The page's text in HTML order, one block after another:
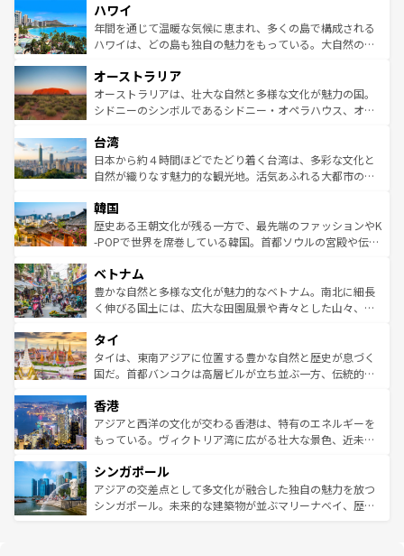
ば市内交通費無料で観光を楽しむこともできる。 なお、新
着のスイス情報はコンテンツ一覧 を参照してほしい。
のような巨大都市は、観光、ショッピング、エンターテイ
ンメントが詰まった刺激的なスポットだ。一方、アメリカ
西部には大自然が広がり、グランドキャニオンやイエロー
部のニューオーリンズでは、音楽と美食が融合した独特の
文化が魅力。旅行者はアメリカの各地域で異なる魅力を楽
しみながら、その多様性と豊かな歴史を感じることができ
ならではの贅沢な旅のスタイルだ。 なお、新着のアメリカ
情報はコンテンツ一覧を参照してほしい。
ハワイ
年間を通じて温暖な気候に恵まれ、多くの島で構成される
ハワイは、どの島も独自の魅力をもっている。大自然の神
ワイ島は見逃せない。また、定番の観光地といえばオアフ
島だが、静かな自然を求めるならマウイ島やカウアイ島が
おすすめ。エメラルドグリーンに輝く海をはじめ、豊かな
れるおもてなしの心で訪れる人々を迎えてくれるハワイの
人々、おいしいローカルフードやハワイアンミュージッ
ク、伝統的なフラダンスなど、すべてがハワイの魅力を彩
ワイを、存分に味わってほしい。 なお、新着のハワイ情報
はコンテンツ一覧を参照してほしい。
オーストラリア
オーストラリアは、壮大な自然と多様な文化が魅力の国。
シドニーのシンボルであるシドニー・オペラハウス、オー
リアリーフや大陸中央部にそびえるウルル（エアーズロッ
ク）、タスマニアの美しい原生林やケアンズの熱帯雨林な
ど、見どころがたくさん。また、カフェやワイン、オージ
いる。アクティビティも充実しており、サーフィンやダイ
ビング、ハイキングなど、アウトドア好きにはたまらな
い。オーストラリアの多彩な魅力を存分に味わいつくそ
参照してほしい。
台湾
日本から約４時間ほどでたどり着く台湾は、多彩な文化と
自然が織りなす魅力的な観光地。活気あふれる大都市の台
ン）、静ひつな山岳地帯である台湾東部など、都市の喧騒
と山間の静けさが共存しており、訪れる人に新しい発見と
驚きをもたらしてくれる。また、奥深い台湾の食文化も魅
容にもいいと評判のスイーツなど、バラエティ豊かな料理
が味わえる。 なお、新着の台湾情報は コンテンツ一覧を参
照してほしい。
韓国
歴史ある王朝文化が残る一方で、最先端のファッションやK
-POPで世界を席巻している韓国。首都ソウルの宮殿や伝統
き、地方に足を延ばせば四季折々の自然美を楽しむことが
できる。そして、キムチや焼肉、絶品のストリートフード
まで、さまざまな韓国料理が待っている。夜には、韓国な
リティに包まれながら、韓国の多彩な魅力を心ゆくまで味
わってみてほしい。 なお、新着の韓国情報はコンテンツ一
覧を参照してほしい。
ベトナム
豊かな自然と多様な文化が魅力的なベトナム。南北に細長
く伸びる国土には、広大な田園風景や青々とした山々、世
急速な発展と共に伝統が息づく。ハノイの古い町並みやホ
ーチミン市のフランス統治時代の建物も、独特の雰囲気を
醸し出している。また、バラエティの豊かさとおいしさで
とつ。フォーやバインミー、ベトナムコーヒーなどは、ぜ
ひ現地で味わいたい。どの地域を訪れてもあたたかい人々
が旅行者を迎えてくれるので、きっと忘れられない旅にな
参照してほしい。
タイ
タイは、東南アジアに位置する豊かな自然と歴史が息づく
国だ。首都バンコクは高層ビルが立ち並ぶ一方、伝統的な
の活気が交差している。北部ではチェンマイなどの山岳地
帯で自然と触れ合い、南部ではプーケットやクラビの美し
いビーチでリゾート気分を楽しむことができる。タイ料理
激する。気候は一年中温暖で、どの季節にも異なる楽しみ
が待っている。親しみやすいタイの人々、仏教を中心とし
た文化、そして多様な観光資源が、訪れる旅人を魅了し続
香港
アジアと西洋の文化が交わる香港は、特有のエネルギーを
もっている。ヴィクトリア湾に広がる壮大な景色、近未来
み、どこを訪れても感動するはず。観光スポットが密集し
ており、効率よく見どころを回れるのも魅力。息をのむよ
うな絶景から文化的な体験まで、香港を存分に楽しみ尽く
シンガポール
アジアの交差点として多文化が融合した独自の魅力を放つ
シンガポール。未来的な建築物が並ぶマリーナベイ、歴史